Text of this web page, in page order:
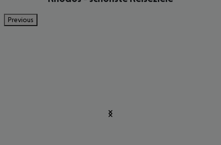
Previous